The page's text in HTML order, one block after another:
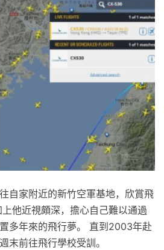
自家附近的新竹空軍基地，欣賞飛
他近視頗深，擔心自己難以通過
多年來的飛行夢。 直到2003年赴
末前往飛行學校受訓。